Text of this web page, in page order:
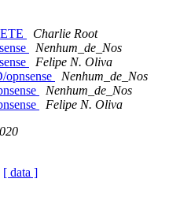
Charlie Root
Nenhum_de_Nos
Felipe N. Oliva
Nenhum_de_Nos
Nenhum_de_Nos
Felipe N. Oliva
[ data ]